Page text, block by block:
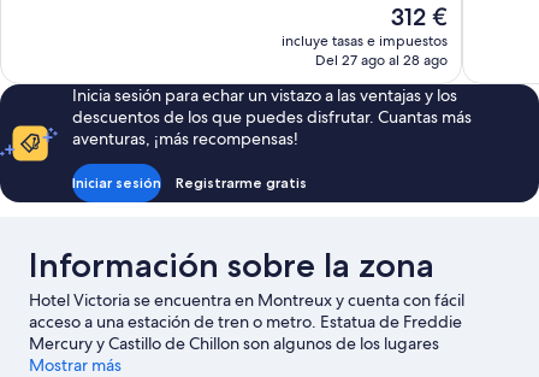
El
precio
actual
de
312 €
312 €
incluye tasas e impuestos
Del 27 ago al 28 ago
Inicia sesión para echar un vistazo a las ventajas y los
descuentos de los que puedes disfrutar. Cuantas más
aventuras, ¡más recompensas!
Iniciar sesión Registrarme gratis
Información sobre la zona
Hotel Victoria se encuentra en Montreux y cuenta con fácil
acceso a una estación de tren o metro. Estatua de Freddie
Mercury y Castillo de Chillon son algunos de los lugares
emblemáticos de la región, cuya belleza natural puedes admirar
Mostrar más